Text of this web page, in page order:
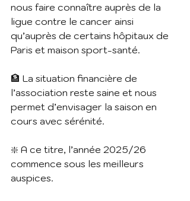
nous faire connaître auprès de la
ligue contre le cancer ainsi
qu’auprès de certains hôpitaux de
Paris et maison sport-santé.
🏦 La situation financière de
l’association reste saine et nous
permet d’envisager la saison en
cours avec sérénité.
❇️ A ce titre, l’année 2025/26
commence sous les meilleurs
auspices.